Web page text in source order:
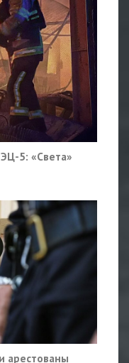
5: «Света»
арестованы